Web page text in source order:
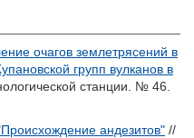
очагов землетрясений в
групп вулканов в
станции. № 46.
андезитов" //